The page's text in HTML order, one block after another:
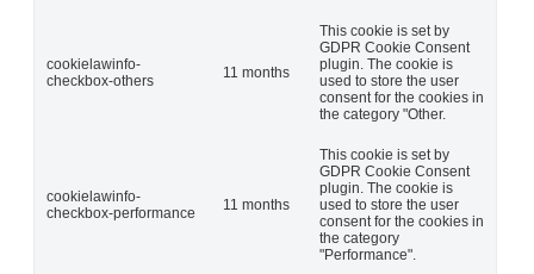
cookielawinfo-
checkbox-others
11 months
This cookie is set by
GDPR Cookie Consent
plugin. The cookie is
used to store the user
consent for the cookies in
the category "Other.
cookielawinfo-
checkbox-performance
11 months
This cookie is set by
GDPR Cookie Consent
plugin. The cookie is
used to store the user
consent for the cookies in
the category
"Performance".